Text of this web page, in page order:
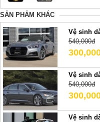
SẢN PHẢM KHÁC
Vệ sinh
540,000đ
Vệ sinh
540,000đ
Vệ sinh